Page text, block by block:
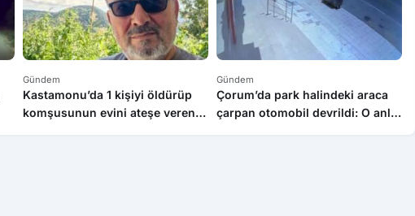
Gündem
Kastamonu’da 1 kişiyi öldürüp
komşusunun evini ateşe veren
Gündem
Çorum’da park halindeki araca
çarpan otomobil devrildi: O anlar